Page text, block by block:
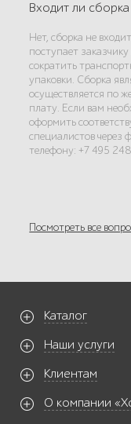
Входит ли
Нет, сборка не
поступает
сократить
упаковки. Сборка
осуществляется по
плату. Если вам
оформить
специалистов через
телефону: +7 495
Посмотреть все
Каталог
Наши услуги
Клиентам
О компании